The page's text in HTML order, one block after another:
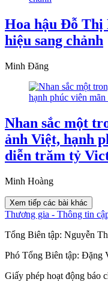
Hoa hậu Đỗ Thị
hiệu sang chảnh
Minh Đăng
Nhan sắc một
ảnh Việt, hạnh
diễn trăm tỷ
Minh Hoàng
Xem tiếp các bài khác
Thương gia - Thông tin
Tổng Biên tập: Nguyễn
Phó Tổng Biên tập: Đặng
Giấy phép hoạt động báo